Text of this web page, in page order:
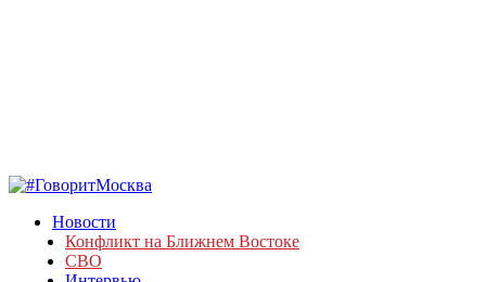
Новости
Конфликт на Ближнем Востоке
СВО